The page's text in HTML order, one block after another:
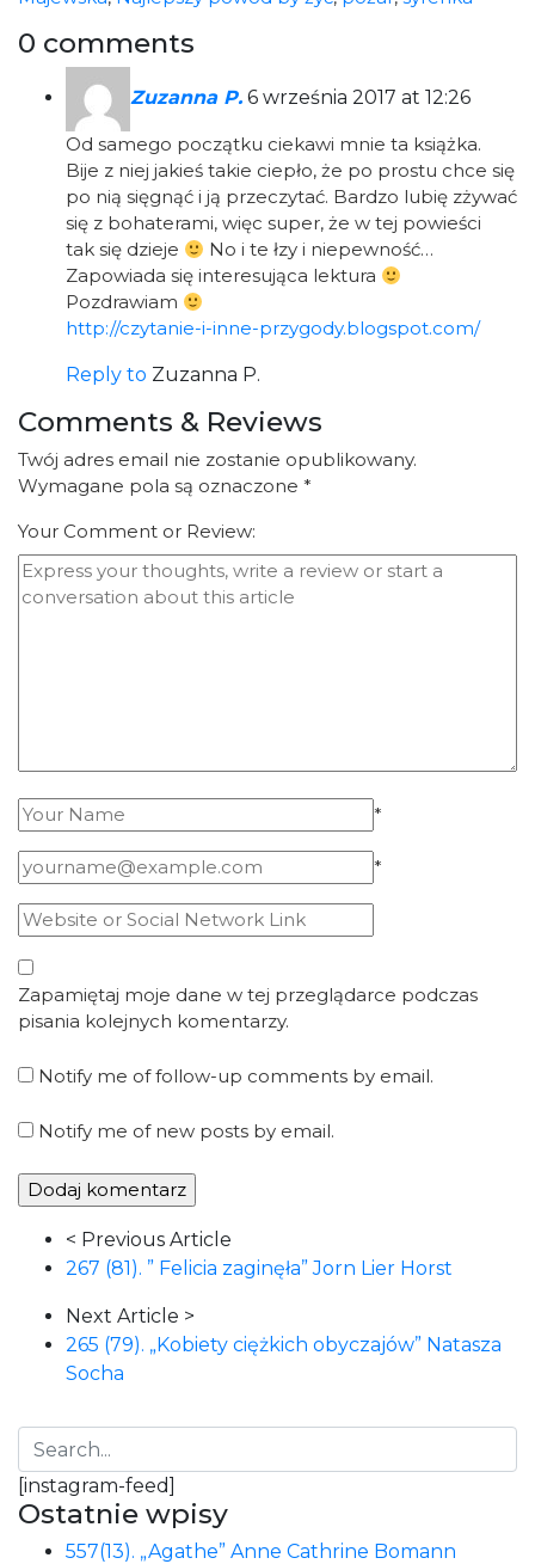
0 comments
Zuzanna P. 6 września 2017 at 12:26
Od samego początku ciekawi mnie ta książka.
Bije z niej jakieś takie ciepło, że po prostu chce się
po nią sięgnąć i ją przeczytać. Bardzo lubię zżywać
się z bohaterami, więc super, że w tej powieści
tak się dzieje
No i te łzy i niepewność…
Zapowiada się interesująca lektura
Pozdrawiam
http://czytanie-i-inne-przygody.blogspot.com/
Reply to Zuzanna P.
Comments & Reviews
Twój adres email nie zostanie opublikowany.
Wymagane pola są oznaczone *
Your Comment or Review:
*
*
Zapamiętaj moje dane w tej przeglądarce podczas
pisania kolejnych komentarzy.
Notify me of follow-up comments by email.
Notify me of new posts by email.
Article
Navigation
< Previous Article
267 (81). ” Felicia zaginęła” Jorn Lier Horst
Next Article >
265 (79). „Kobiety ciężkich obyczajów” Natasza
Socha
[instagram-feed]
Ostatnie wpisy
557(13). „Agathe” Anne Cathrine Bomann